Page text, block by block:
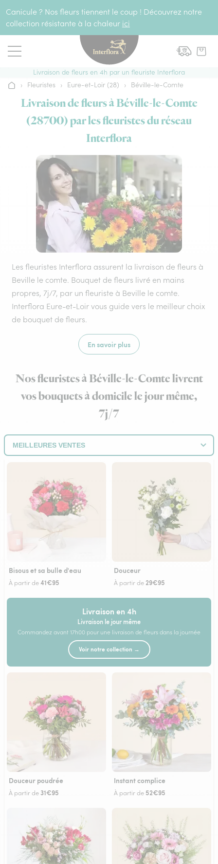
Canicule ? Nos fleurs tiennent le coup ! Découvrez notre
collection résistante à la chaleur ici
Livraison de fleurs en 4h par un fleuriste Interflora
Accueil
› Fleuristes › Eure-et-Loir (28) › Béville-le-Comte
Livraison de fleurs à Béville-le-Comte
(28700) par les fleuristes du réseau
Interflora
Les fleuristes Interflora assurent la livraison de fleurs à
Beville le comte. Bouquet de fleurs livré en mains
propres, 7j/7, par un fleuriste à Beville le comte.
Interflora Eure-et-Loir vous guide vers le meilleur choix
de bouquet de fleurs.
En savoir plus
Nos fleuristes à Béville-le-Comte livrent
vos bouquets à domicile le jour même,
7j/7
Bisous et sa bulle d'eau
À partir de41€95
Douceur
À partir de29€95
Livraison en 4h
Livraison le jour même
Commandez avant 17h00 pour une livraison de fleurs dans la journée
Voir notre collection →
Douceur poudrée
À partir de 31€95
Instant complice
À partir de 52€95